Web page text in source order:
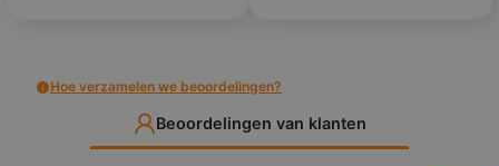
Hoe verzamelen we beoordelingen?
Beoordelingen van klanten